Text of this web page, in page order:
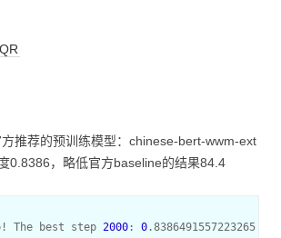
推荐的预训练模型：chinese-bert-wwm-ext
0.8386，略低官方baseline的结果84.4
The best step 2000 : 0 .8386491557223265